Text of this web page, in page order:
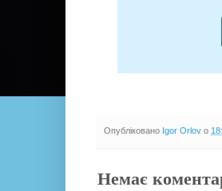
Опубліковано Igor Orlov о
Немає